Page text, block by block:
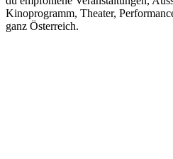
Kinoprogramm, Theater,
ganz Österreich.